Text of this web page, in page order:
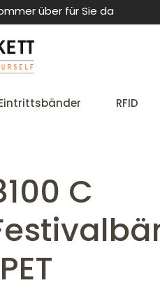
über für Sie da
RFID
C